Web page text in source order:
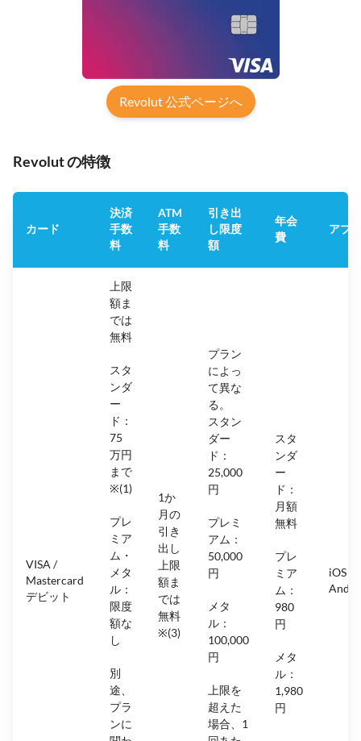
Revolut 公式ページへ
Revolut の特徴
カード
決済
手数
料
ATM
手数
料
引き出
し限度
額
年会
費
アプ
VISA /
Mastercard
デビット
上限
額ま
では
無料
スタ
ンダ
ー
ド：
75
万円
まで
※(1)
プレ
ミア
ム・
メタ
ル：
限度
額な
し
別
途、
プラ
ンに
1か
月の
引き
出し
上限
額ま
では
無料
※(3)
プラン
によっ
て異な
る。
スタン
ダー
ド：
25,000
円
プレミ
アム：
50,000
円
メタ
ル：
100,000
円
上限を
超えた
場合、1
スタ
ンダ
ー
ド：
月額
無料
プレ
ミア
ム：
980
円
メタ
ル：
1,980
円
iOS &